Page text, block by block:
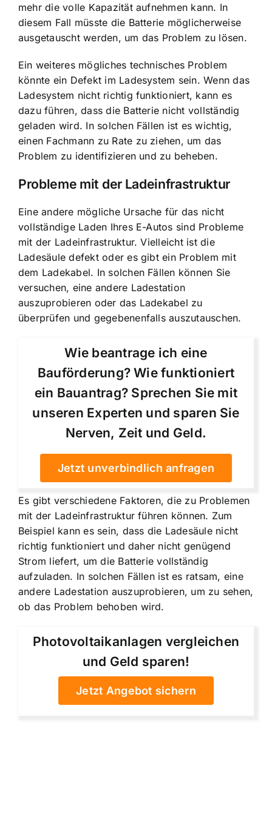
mehr die volle Kapazität aufnehmen kann. In
diesem Fall müsste die Batterie möglicherweise
ausgetauscht werden, um das Problem zu lösen.
Ein weiteres mögliches technisches Problem
könnte ein Defekt im Ladesystem sein. Wenn das
Ladesystem nicht richtig funktioniert, kann es
dazu führen, dass die Batterie nicht vollständig
geladen wird. In solchen Fällen ist es wichtig,
einen Fachmann zu Rate zu ziehen, um das
Problem zu identifizieren und zu beheben.
Probleme mit der Ladeinfrastruktur
Eine andere mögliche Ursache für das nicht
vollständige Laden Ihres E-Autos sind Probleme
mit der Ladeinfrastruktur. Vielleicht ist die
Ladesäule defekt oder es gibt ein Problem mit
dem Ladekabel. In solchen Fällen können Sie
versuchen, eine andere Ladestation
auszuprobieren oder das Ladekabel zu
überprüfen und gegebenenfalls auszutauschen.
Wie beantrage ich eine
Bauförderung? Wie funktioniert
ein Bauantrag? Sprechen Sie mit
unseren Experten und sparen Sie
Nerven, Zeit und Geld.
Jetzt unverbindlich anfragen
Es gibt verschiedene Faktoren, die zu Problemen
mit der Ladeinfrastruktur führen können. Zum
Beispiel kann es sein, dass die Ladesäule nicht
richtig funktioniert und daher nicht genügend
Strom liefert, um die Batterie vollständig
aufzuladen. In solchen Fällen ist es ratsam, eine
andere Ladestation auszuprobieren, um zu sehen,
ob das Problem behoben wird.
Photovoltaikanlagen vergleichen
und Geld sparen!
Jetzt Angebot sichern